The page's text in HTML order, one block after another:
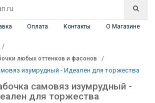
Оплата Контакты О Магазине
любых оттенков и фасонов
изумрудный - Идеален для торжества
самовяз изумрудный -
для торжества